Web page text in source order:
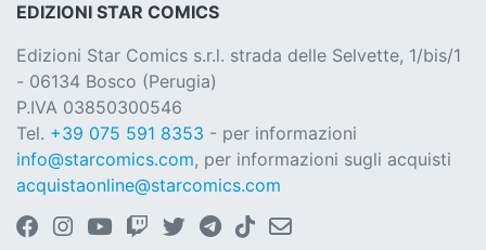
EDIZIONI STAR COMICS
Edizioni Star Comics s.r.l. strada delle Selvette, 1/bis/1
- 06134 Bosco (Perugia)
P.IVA 03850300546
Tel. +39 075 591 8353 - per informazioni
info@starcomics.com, per informazioni sugli acquisti
acquistaonline@starcomics.com